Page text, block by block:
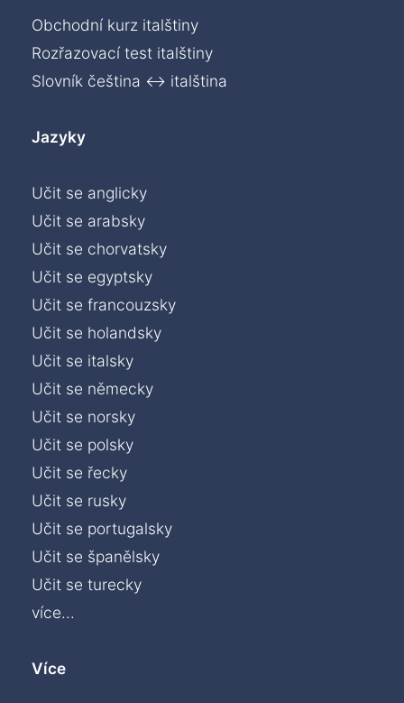
Obchodní kurz italštiny
Rozřazovací test italštiny
Slovník čeština ↔ italština
Jazyky
Učit se anglicky
Učit se arabsky
Učit se chorvatsky
Učit se egyptsky
Učit se francouzsky
Učit se holandsky
Učit se italsky
Učit se německy
Učit se norsky
Učit se polsky
Učit se řecky
Učit se rusky
Učit se portugalsky
Učit se španělsky
Učit se turecky
více...
Více